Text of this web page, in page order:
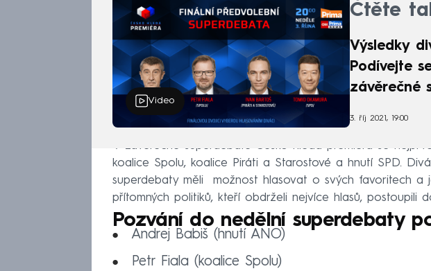
Video
Čtěte
Výsledky
Podívejte
závěrečné
3. říj 2021, 19:00
V závěrečné superdebatě Česko hledá premiéra se
koalice Spolu, koalice Piráti a Starostové a hnutí SPD.
superdebaty měli možnost hlasovat o svých favoritech a
přítomných politiků, kteří obdrželi nejvíce hlasů, postoupili
Pozvání do nedělní superdebaty
Andrej Babiš (hnutí ANO)
Petr Fiala (koalice Spolu)